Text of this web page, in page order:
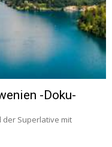
-Doku-
der Superlative mit